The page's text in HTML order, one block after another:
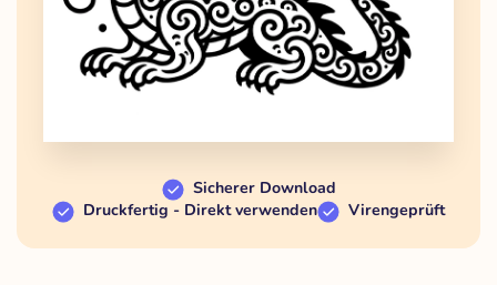
Sicherer Download
Druckfertig - Direkt verwenden
Virengeprüft